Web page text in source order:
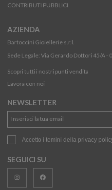
CONTRIBUTI PUBBLICI
AZIENDA
Bartoccini Gioiellerie s.r.l.
Sede Legale: Via Gerardo Dottori 45/A -
Scopri tutti i nostri punti vendita
Lavora con noi
NEWSLETTER
Accetto i temini della privacy
SEGUICI SU